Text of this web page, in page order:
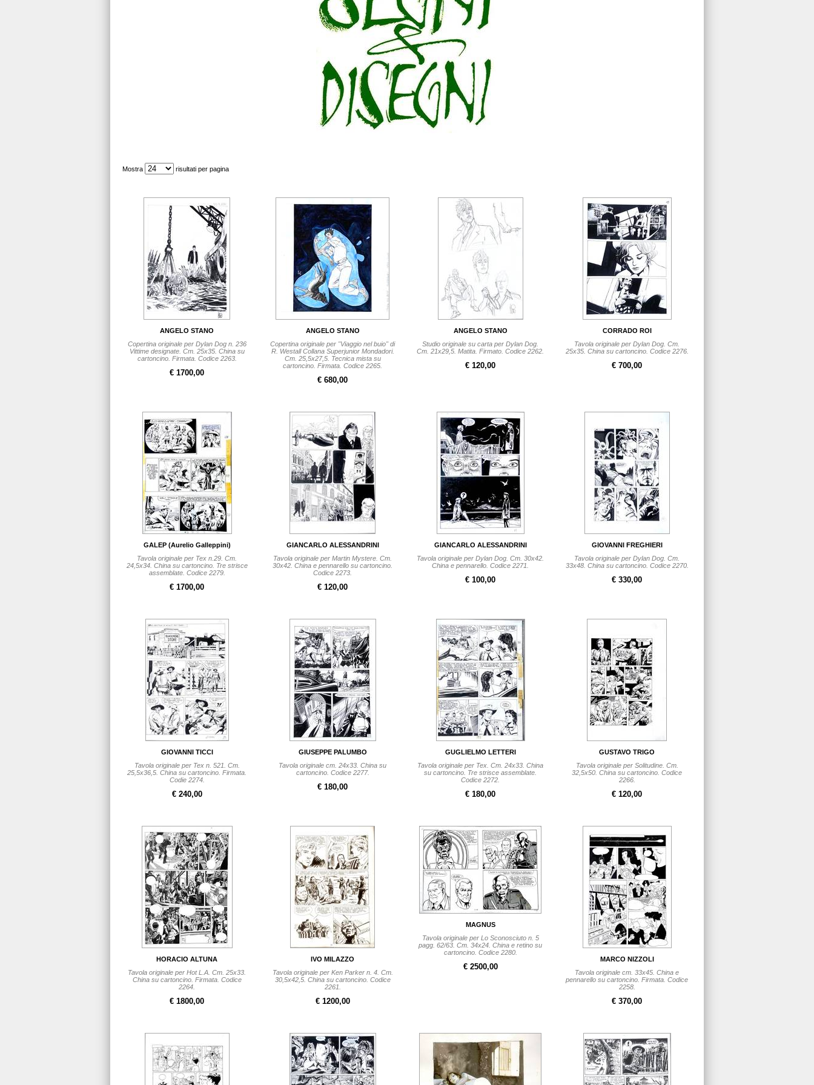
Mostra risultati per pagina
ANGELO STANO
Copertina originale per Dylan Dog n. 236
Vittime designate. Cm. 25x35. China su
cartoncino. Firmata. Codice 2263.
€ 1700,00
ANGELO STANO
Copertina originale per "Viaggio nel buio" di
R. Westall Collana Superjunior Mondadori.
Cm. 25,5x27,5. Tecnica mista su
cartoncino. Firmata. Codice 2265.
€ 680,00
ANGELO STANO
Studio originale su carta per Dylan Dog.
Cm. 21x29,5. Matita. Firmato. Codice 2262.
€ 120,00
CORRADO ROI
Tavola originale per Dylan Dog. Cm.
25x35. China su cartoncino. Codice 2276.
€ 700,00
GALEP (Aurelio Galleppini)
Tavola originale per Tex n.29. Cm.
24,5x34. China su cartoncino. Tre strisce
assemblate. Codice 2279.
€ 1700,00
GIANCARLO ALESSANDRINI
Tavola originale per Martin Mystere. Cm.
30x42. China e pennarello su cartoncino.
Codice 2273.
€ 120,00
GIANCARLO ALESSANDRINI
Tavola originale per Dylan Dog. Cm. 30x42.
China e pennarello. Codice 2271.
€ 100,00
GIOVANNI FREGHIERI
Tavola originale per Dylan Dog. Cm.
33x48. China su cartoncino. Codice 2270.
€ 330,00
GIOVANNI TICCI
Tavola originale per Tex n. 521. Cm.
25,5x36,5. China su cartoncino. Firmata.
Codie 2274.
€ 240,00
GIUSEPPE PALUMBO
Tavola originale cm. 24x33. China su
cartoncino. Codice 2277.
€ 180,00
GUGLIELMO LETTERI
Tavola originale per Tex. Cm. 24x33. China
su cartoncino. Tre strisce assemblate.
Codice 2272.
€ 180,00
GUSTAVO TRIGO
Tavola originale per Solitudine. Cm.
32,5x50. China su cartoncino. Codice
2266.
€ 120,00
HORACIO ALTUNA
Tavola originale per Hot L.A. Cm. 25x33.
China su cartoncino. Firmata. Codice
2264.
€ 1800,00
IVO MILAZZO
Tavola originale per Ken Parker n. 4. Cm.
30,5x42,5. China su cartoncino. Codice
2261.
€ 1200,00
MAGNUS
Tavola originale per Lo Sconosciuto n. 5
pagg. 62/63. Cm. 34x24. China e retino su
cartoncino. Codice 2280.
€ 2500,00
MARCO NIZZOLI
Tavola originale cm. 33x45. China e
pennarello su cartoncino. Firmata. Codice
2258.
€ 370,00